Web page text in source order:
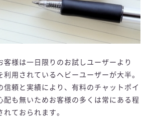
客様は一日限りのお試しユーザーより
利用されているヘビーユーザーが大半。
信頼と実績により、有料のチャットポイ
配も無いためお客様の多くは常にある程
れておられます。